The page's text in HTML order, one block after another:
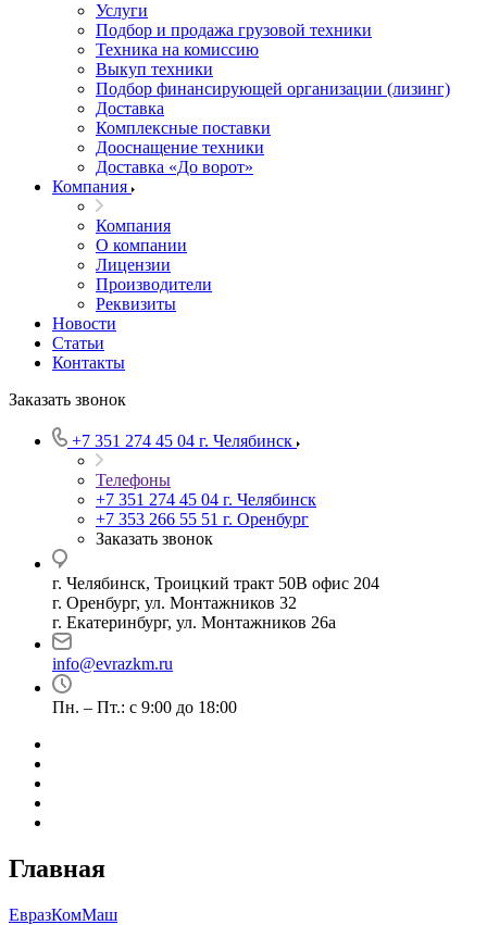
Услуги
Подбор и продажа грузовой техники
Техника на комиссию
Выкуп техники
Подбор финансирующей организации (лизинг)
Доставка
Комплексные поставки
Дооснащение техники
Доставка «До ворот»
Компания
Компания
О компании
Лицензии
Производители
Реквизиты
Новости
Статьи
Контакты
Заказать звонок
+7 351 274 45 04 г. Челябинск
Телефоны
+7 351 274 45 04 г. Челябинск
+7 353 266 55 51 г. Оренбург
Заказать звонок
г. Челябинск, Троицкий тракт 50В офис 204
г. Оренбург, ул. Монтажников 32
г. Екатеринбург, ул. Монтажников 26а
info@evrazkm.ru
Пн. – Пт.: с 9:00 до 18:00
Главная
ЕвразКомМаш